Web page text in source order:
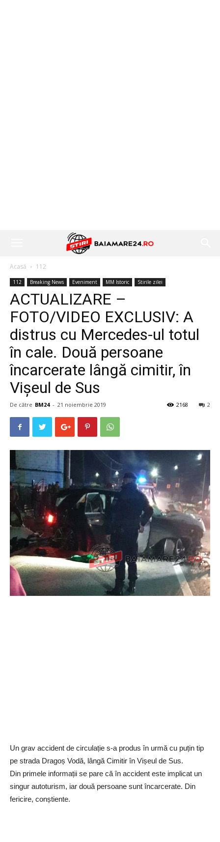
Acasă 112
112 Breaking News Eveniment MM Istoric Stirile zilei
ACTUALIZARE –
FOTO/VIDEO EXCLUSIV: A
distrus cu Mercedes-ul totul
în cale. Două persoane
încarcerate lângă cimitir, în
Vișeul de Sus
De către BM24 - 21 noiembrie 2019 2
2168
Un grav accident de circulație s-a produs în urmă cu puțin tip
pe strada Dragoș Vodă, lângă Cimitir în Vișeul de Sus.
Din primele informații se pare că în accident este implicat un
singur autoturism, iar două persoane sunt încarcerate. Din
fericire, conștiente.